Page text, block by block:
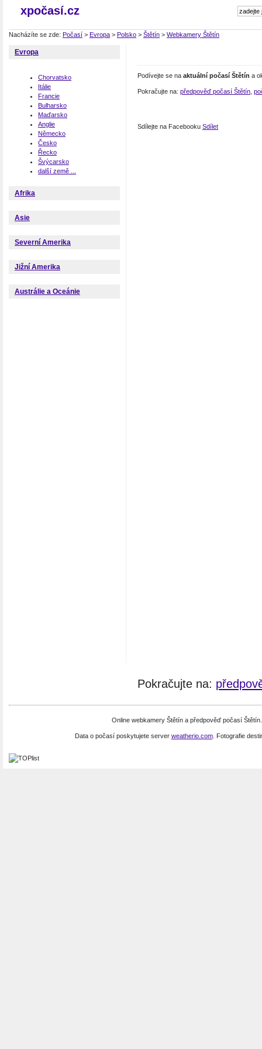
xpočasí.cz
Nacházíte se zde: Počasí > Evropa > Polsko > Štětín > Webkamery Štětín
Evropa
Chorvatsko
Itálie
Francie
Bulharsko
Maďarsko
Anglie
Německo
Česko
Řecko
Švýcarsko
další země ...
Afrika
Asie
Severní Amerika
Jižní Amerika
Austrálie a Oceánie
Podívejte se na aktuální počasí Štětín a
Pokračujte na: předpověď počasí Štětín
Sdílejte na Facebooku Sdílet
Pokračujte na:
Online webkamery Štětín a předpověď počasí
Data o počasí poskytujete server weatherio.com. Fotografie